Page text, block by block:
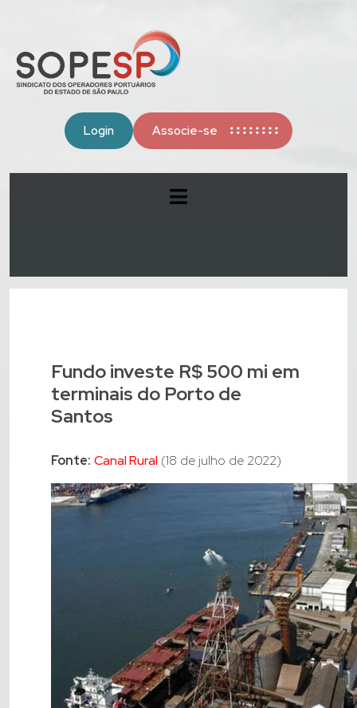
Login Associe-se
Fundo investe R$ 500 mi em
terminais do Porto de
Santos
Fonte: Canal Rural (18 de julho de 2022)